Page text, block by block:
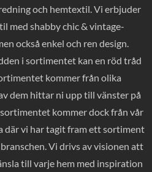
och hemtextil. Vi erbjuder
med shabby chic & vintage-
också enkel och ren design.
i sortimentet kan en röd tråd
kommer från olika
dem hittar ni upp till vänster på
kommer dock från vår
där vi har tagit fram ett sortiment
Vi drivs av visionen att
till varje hem med inspiration